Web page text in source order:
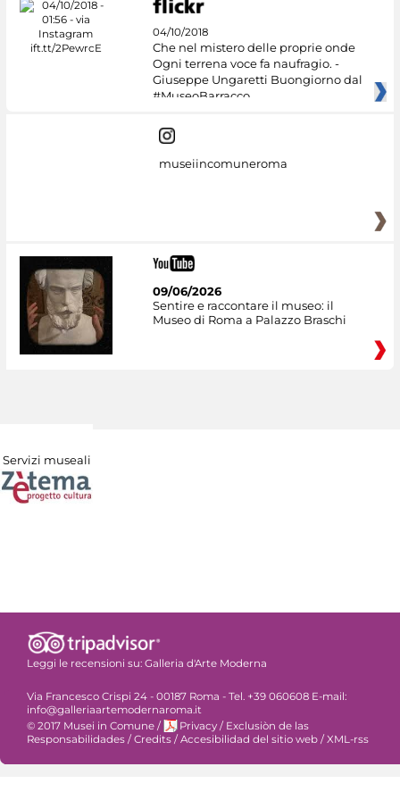
04/10/2018
Che nel mistero delle proprie onde
Ogni terrena voce fa naufragio. -
Giuseppe Ungaretti Buongiorno dal
#MuseoBarracco
museiincomuneroma
09/06/2026
Sentire e raccontare il museo: il
Museo di Roma a Palazzo Braschi
Servizi museali
Leggi le recensioni su: Galleria d'Arte Moderna
Via Francesco Crispi 24 - 00187 Roma - Tel. +39 060608 E-mail:
info@galleriaartemodernaroma.it
© 2017 Musei in Comune / Privacy / Exclusiòn de las
Responsabilidades / Credits / Accesibilidad del sitio web / XML-rss